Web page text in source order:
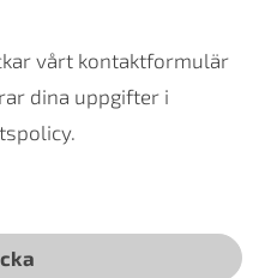
vårt kontaktformulär
dina uppgifter i